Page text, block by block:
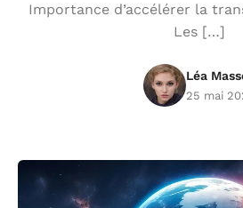
Importance d’accélérer la
Les […]
Léa
25 mai